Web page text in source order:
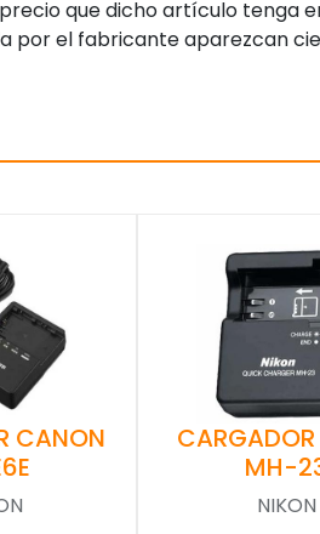
que dicho artículo
por el fabricante aparezcan
CANON
MH-
NIKON